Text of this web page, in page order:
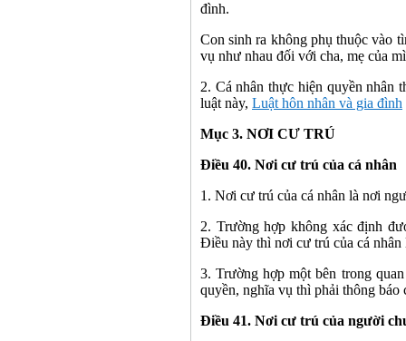
đình.
Con sinh ra không phụ thuộc vào
vụ như nhau đối với cha, mẹ của
2. Cá nhân thực hiện quyền nhân
luật này, Luật hôn nhân và gia đình
Mục 3. NƠI CƯ TRÚ
Điều 40. Nơi cư trú của cá nhân
1. Nơi cư trú của cá nhân là nơi
2. Trường hợp không xác định
Điều này thì nơi cư trú của cá
3. Trường hợp một bên trong
quyền, nghĩa vụ thì phải thông
Điều 41. Nơi cư trú của người